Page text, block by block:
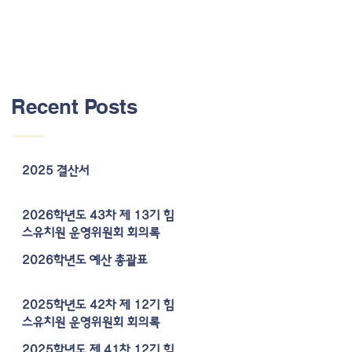
Recent Posts
2025 결산서
2026학년도 43차 제 13기 힘
스유치원 운영위원회 회의록
2026학년도 예산 총괄표
2025학년도 42차 제 12기 힘
스유치원 운영위원회 회의록